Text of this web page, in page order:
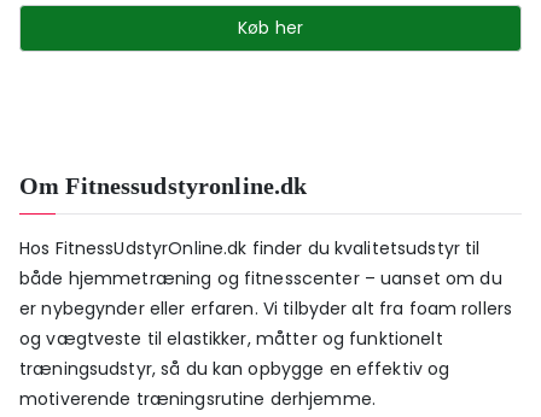
Køb her
Om Fitnessudstyronline.dk
Hos FitnessUdstyrOnline.dk finder du kvalitetsudstyr til
både hjemmetræning og fitnesscenter – uanset om du
er nybegynder eller erfaren. Vi tilbyder alt fra foam rollers
og vægtveste til elastikker, måtter og funktionelt
træningsudstyr, så du kan opbygge en effektiv og
motiverende træningsrutine derhjemme.